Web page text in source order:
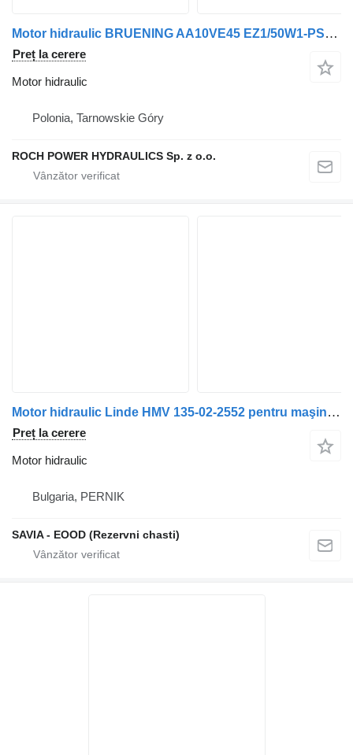
Motor hidraulic BRUENING AA10VE45 EZ1/50W1-PSF68B020+ Prze pentru maşina de măturat stradă Hako
Preț la cerere
Motor hidraulic
Polonia, Tarnowskie Góry
ROCH POWER HYDRAULICS Sp. z o.o.
Motor hidraulic Linde HMV 135-02-2552 pentru maşina de măturat stradă
Preț la cerere
Motor hidraulic
Bulgaria, PERNIK
SAVIA - EOOD (Rezervni chasti)